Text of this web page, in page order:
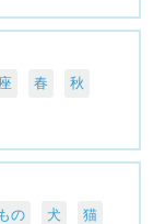
春 秋
の 犬 猫